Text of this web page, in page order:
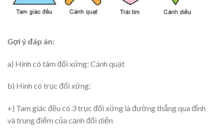
Gợi ý đáp án:
a) Hình có tâm đối xứng: Cánh quạt
b) Hình có trục đối xứng:
+) Tam giác đều có 3 trục đối xứng là đường thẳng qua đỉnh
và trung điểm của cạnh đối diện